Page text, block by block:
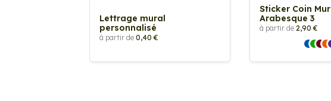
Lettrage mural
personnalisé
à partir de 0,40 €
Sticker Coin Mur
Arabesque 3
à partir de 2,90 €